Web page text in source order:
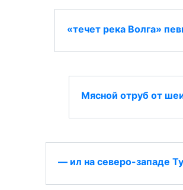
«течет река Волга»
Мясной отруб от
— ил на северо-западе